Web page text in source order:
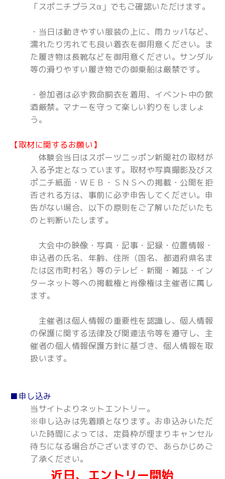
「スポニチプラスα」でもご確認いただけます。
・当日は動きやすい服装の上に、雨カッパなど、
濡れたり汚れても良い着衣を御用意ください。ま
た履き物は長靴などを御用意ください。サンダル
等の滑りやすい履き物での御乗船は厳禁です。
・参加者は必ず救命胴衣を着用、イベント中の飲
酒厳禁。マナーを守って楽しい釣りをしましょ
う。
【取材に関するお願い】
体験会当日はスポーツニッポン新聞社の取材が
入る予定となっています。取材や写真撮影及びス
ポニチ紙面・ＷＥＢ・ＳＮＳへの掲載・公開を拒
否される方は、事前に必ず申告してください。申
告がない場合、以下の原則をご了解いただいたも
のと判断いたします。
大会中の映像・写真・記事・記録・位置情報・
申込者の氏名、年齢、住所（国名、都道府県名ま
たは区市町村名）等のテレビ・新聞・雑誌・イン
ターネット等への掲載権と肖像権は主催者に属し
ます。
主催者は個人情報の重要性を認識し、個人情報
の保護に関する法律及び関連法令等を遵守し、主
催者の個人情報保護方針に基づき、個人情報を取
扱います。
■申し込み
当サイトよりネットエントリー。
※申し込みは先着順となります。お申込みいただ
いた時間によっては、定員枠が埋まりキャンセル
待ちになる場合がございますので、あらかじめご
了承ください。
近日、エントリー開始